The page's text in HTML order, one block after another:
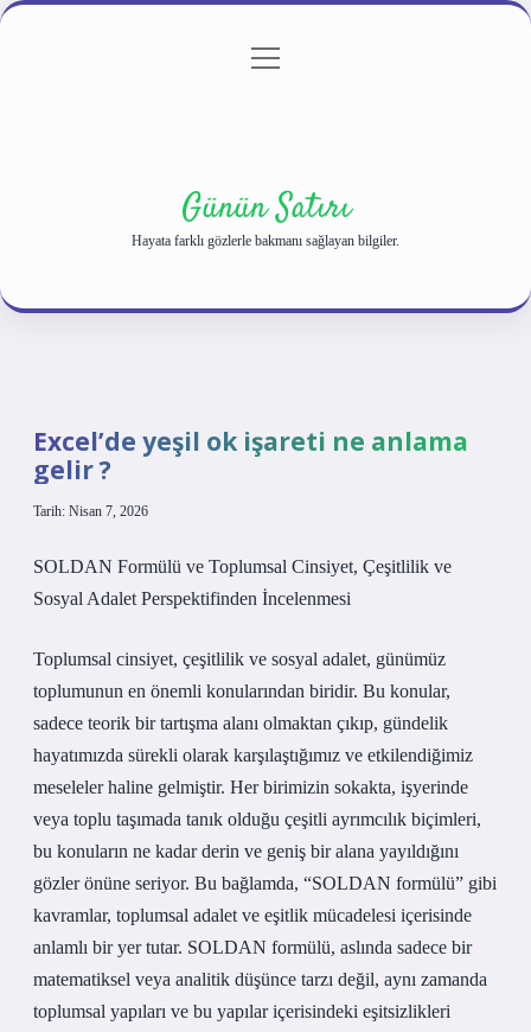
Gizlilik Politikası
menüyü
Günün Satırı
Hayata farklı gözlerle bakmanı sağlayan bilgiler.
Excel’de yeşil ok işareti ne anlama
gelir ?
Tarih: Nisan 7, 2026
SOLDAN Formülü ve Toplumsal Cinsiyet, Çeşitlilik ve
Sosyal Adalet Perspektifinden İncelenmesi
Toplumsal cinsiyet, çeşitlilik ve sosyal adalet, günümüz
toplumunun en önemli konularından biridir. Bu konular,
sadece teorik bir tartışma alanı olmaktan çıkıp, gündelik
hayatımızda sürekli olarak karşılaştığımız ve etkilendiğimiz
meseleler haline gelmiştir. Her birimizin sokakta, işyerinde
veya toplu taşımada tanık olduğu çeşitli ayrımcılık biçimleri,
bu konuların ne kadar derin ve geniş bir alana yayıldığını
gözler önüne seriyor. Bu bağlamda, “SOLDAN formülü” gibi
kavramlar, toplumsal adalet ve eşitlik mücadelesi içerisinde
anlamlı bir yer tutar. SOLDAN formülü, aslında sadece bir
matematiksel veya analitik düşünce tarzı değil, aynı zamanda
toplumsal yapıları ve bu yapılar içerisindeki eşitsizlikleri